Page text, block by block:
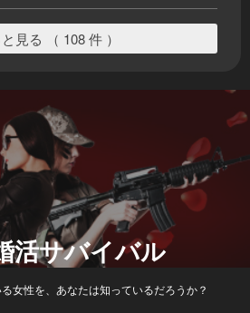
見る （ 108 件 ）
活サバイバル
女性を、あなたは知っているだろうか？